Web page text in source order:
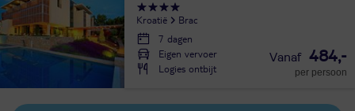
Kroatië
Brac
7 dagen
Eigen vervoer
Logies ontbijt
484,-
per persoon